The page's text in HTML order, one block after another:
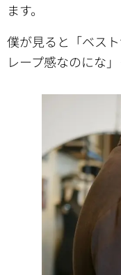
ます。
僕が見ると「ベス
レープ感なのにな